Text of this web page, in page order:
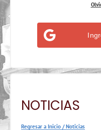
NOTICIAS
Regresar a Inicio /Noticias